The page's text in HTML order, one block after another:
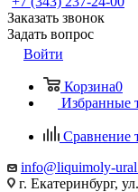
Заказать звонок
Задать вопрос
Войти
Корзина0
Избранные
Сравнение
info@liquimoly-
г. Екатеринбург,